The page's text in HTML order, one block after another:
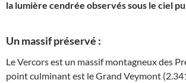
la lumière cendrée observés sous le ciel
Un massif préservé :
Le Vercors est un massif montagneux des
point culminant est le Grand Veymont